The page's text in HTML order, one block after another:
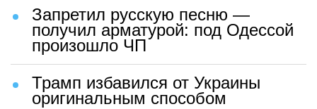
Запретил русскую песню —
получил арматурой: под Одессой
произошло ЧП
Трамп избавился от Украины
оригинальным способом